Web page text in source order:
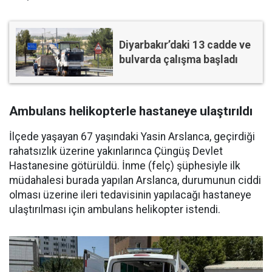
Diyarbakır’daki 13 cadde ve
bulvarda çalışma başladı
Ambulans helikopterle hastaneye ulaştırıldı
İlçede yaşayan 67 yaşındaki Yasin Arslanca, geçirdiği
rahatsızlık üzerine yakınlarınca Çüngüş Devlet
Hastanesine götürüldü. İnme (felç) şüphesiyle ilk
müdahalesi burada yapılan Arslanca, durumunun ciddi
olması üzerine ileri tedavisinin yapılacağı hastaneye
ulaştırılması için ambulans helikopter istendi.